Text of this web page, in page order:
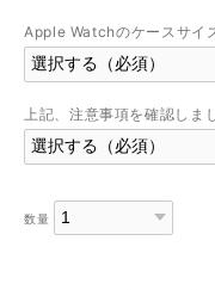
Apple Watchのケースサイ
上記、注意事項を確認しま
数量